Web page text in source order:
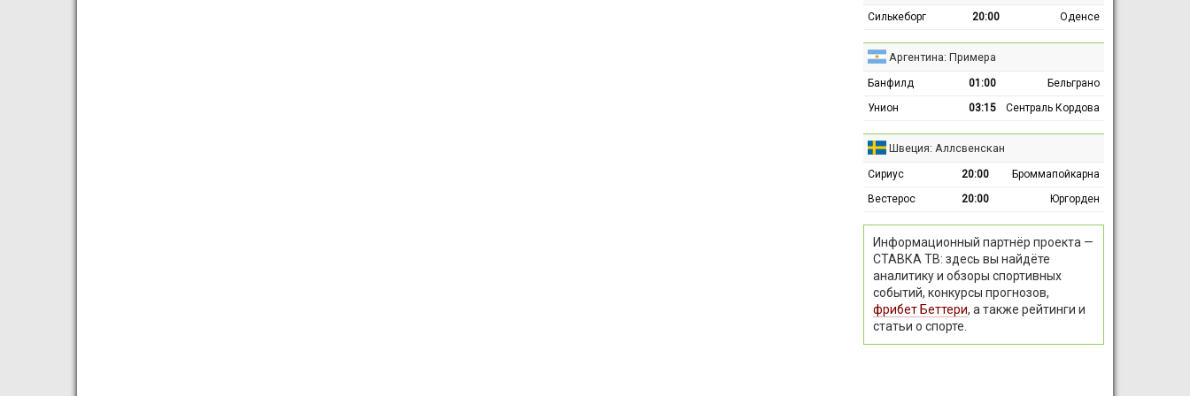
Силькеборг 20:00 Оденсе
Аргентина: Примера
Банфилд 01:00
Бельграно
Унион
03:15 Сентраль Кордова
Швеция: Аллсвенскан
Сириус 20:00
Броммапойкарна
Вестерос
20:00 Юргорден
Информационный партнёр проекта —
СТАВКА ТВ: здесь вы найдёте
аналитику и обзоры спортивных
событий, конкурсы прогнозов,
фрибет Беттери, а также рейтинги и
статьи о спорте.